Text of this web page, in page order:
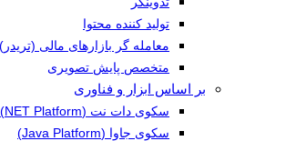
تولید کننده محتوا
معامله گر بازارهای مالی (تریدر)
متخصص پایش تصویری
بر اساس ابزار و فناوری
سکوی دات نت (NET Platform)
سکوی جاوا (Java Platform)